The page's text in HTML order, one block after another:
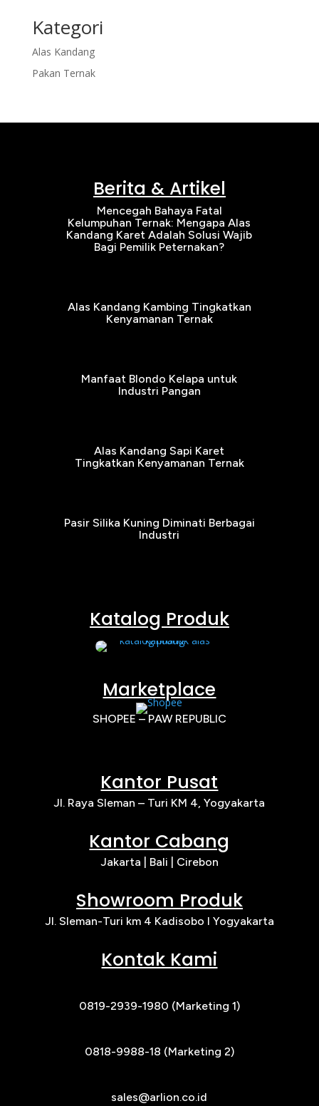
Kategori
Alas Kandang
Pakan Ternak
Berita & Artikel
Mencegah Bahaya Fatal
Kelumpuhan Ternak: Mengapa Alas
Kandang Karet Adalah Solusi Wajib
Bagi Pemilik Peternakan?
Alas Kandang Kambing Tingkatkan
Kenyamanan Ternak
Manfaat Blondo Kelapa untuk
Industri Pangan
Alas Kandang Sapi Karet
Tingkatkan Kenyamanan Ternak
Pasir Silika Kuning Diminati Berbagai
Industri
Katalog Produk
Marketplace
SHOPEE – PAW REPUBLIC
Kantor Pusat
Jl. Raya Sleman – Turi KM 4, Yogyakarta
Kantor Cabang
Jakarta | Bali | Cirebon
Showroom Produk
Jl. Sleman-Turi km 4 Kadisobo I Yogyakarta
Kontak Kami
0819-2939-1980 (Marketing 1)
0818-9988-18 (Marketing 2)
sales@arlion.co.id